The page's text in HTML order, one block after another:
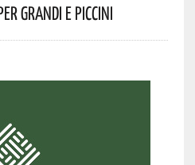
Grandi E Piccini